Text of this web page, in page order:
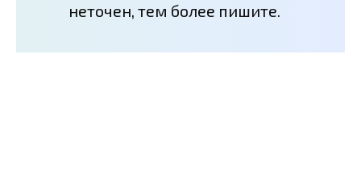
неточен, тем более пишите.